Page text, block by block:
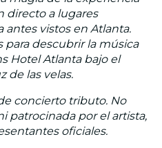
directo a lugares
vistos en Atlanta.
para descubrir la música
Hotel Atlanta bajo el
de las velas.
concierto tributo. No
patrocinada por el artista,
oficiales.